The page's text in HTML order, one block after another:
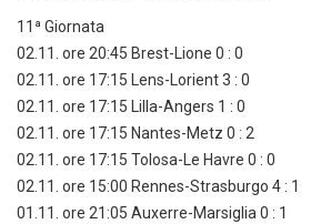
11ª Giornata
02.11. ore 20:45 Brest-Lione 0 : 0
02.11. ore 17:15 Lens-Lorient 3 : 0
02.11. ore 17:15 Lilla-Angers 1 : 0
02.11. ore 17:15 Nantes-Metz 0 : 2
02.11. ore 17:15 Tolosa-Le Havre 0 : 0
02.11. ore 15:00 Rennes-Strasburgo 4 : 1
01.11. ore 21:05 Auxerre-Marsiglia 0 : 1